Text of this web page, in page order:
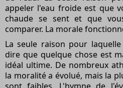
appeler l'eau froide est que
chaude se sent et que
comparer. La morale
La seule raison pour
dire que quelque chose est
idéal ultime. De nombreux
la moralité a évolué, mais la